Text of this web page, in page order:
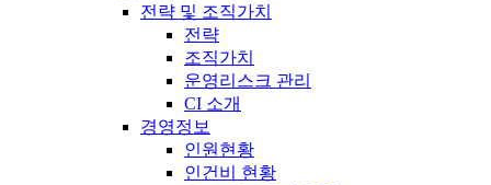
전략 및 조직가치
전략
조직가치
운영리스크 관리
CI 소개
경영정보
인원현황
인건비 현황